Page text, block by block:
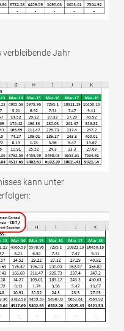
verbleibende Jahr
kann unter